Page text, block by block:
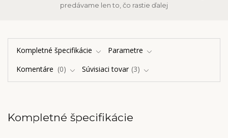
predávame len to, čo rastie ďalej
Kompletné špecifikácie
Parametre
Komentáre
0 Súvisiaci tovar 3
Kompletné špecifikácie